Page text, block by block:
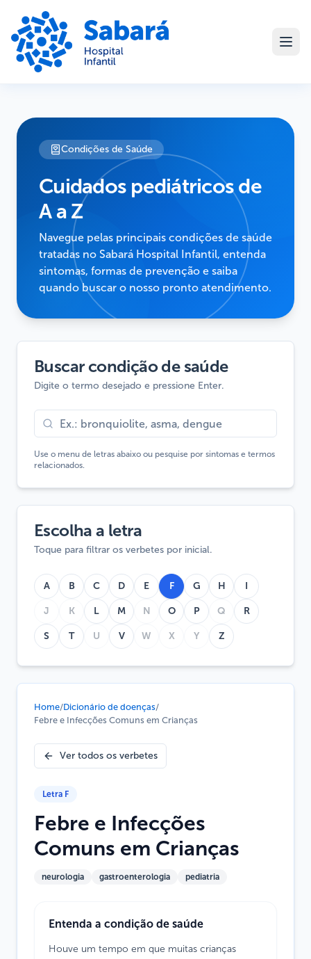
Condições de Saúde
Cuidados pediátricos de
A a Z
Navegue pelas principais condições de saúde
tratadas no Sabará Hospital Infantil, entenda
sintomas, formas de prevenção e saiba
quando buscar o nosso pronto atendimento.
Buscar condição de saúde
Digite o termo desejado e pressione Enter.
Use o menu de letras abaixo ou pesquise por sintomas e termos
relacionados.
Escolha a letra
Toque para filtrar os verbetes por inicial.
A B C D E F G H I
J K L M N O P Q R
S T U V W X Y Z
Home/Dicionário de doenças/
Febre e Infecções Comuns em Crianças
Ver todos os verbetes
Letra F
Febre e Infecções
Comuns em Crianças
neurologia gastroenterologia pediatria
Entenda a condição de saúde
Houve um tempo em que muitas crianças